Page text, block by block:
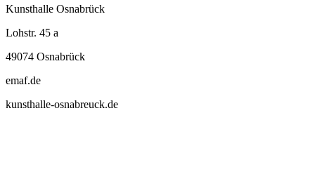
Kunsthalle Osnabrück
Lohstr. 45 a
49074 Osnabrück
emaf.de
kunsthalle-osnabreuck.de